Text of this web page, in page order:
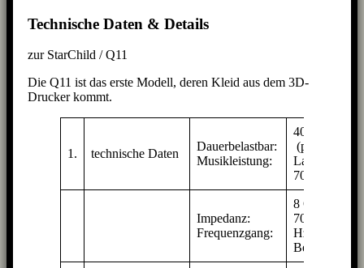
Technische Daten & Details
zur StarChild / Q11
Die Q11 ist das erste Modell, deren Kleid aus dem 3D-
Drucker kommt.
1. technische Daten
Dauerbelastbar:
Musikleistung:
40 Watt RMS
(pro
Lautsprecher)
70 Watt
Impedanz:
Frequenzgang:
8 Ohm
70 – 17000
Hz (im Solo-
Betrieb)